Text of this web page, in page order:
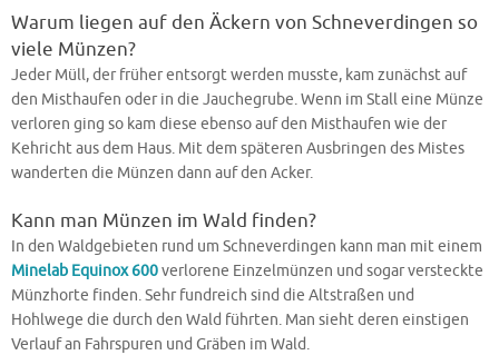
Warum liegen auf den Äckern von Schneverdingen so
viele Münzen?
Jeder Müll, der früher entsorgt werden musste, kam zunächst auf
den Misthaufen oder in die Jauchegrube. Wenn im Stall eine Münze
verloren ging so kam diese ebenso auf den Misthaufen wie der
Kehricht aus dem Haus. Mit dem späteren Ausbringen des Mistes
wanderten die Münzen dann auf den Acker.
Kann man Münzen im Wald finden?
In den Waldgebieten rund um Schneverdingen kann man mit einem
Minelab Equinox 600verlorene Einzelmünzen und sogar versteckte
Münzhorte finden. Sehr fundreich sind die Altstraßen und
Hohlwege die durch den Wald führten. Man sieht deren einstigen
Verlauf an Fahrspuren und Gräben im Wald.